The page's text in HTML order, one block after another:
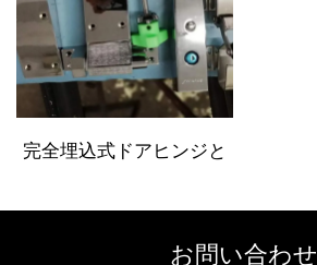
完全埋込式ドアヒンジと
お問い合わせ